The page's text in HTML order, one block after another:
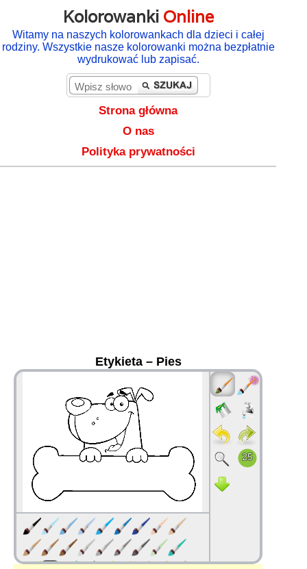
Kolorowanki Online
Witamy na naszych kolorowankach dla dzieci i całej
rodziny. Wszystkie nasze kolorowanki można bezpłatnie
wydrukować lub zapisać.
Strona główna
O nas
Polityka prywatności
Etykieta – Pies